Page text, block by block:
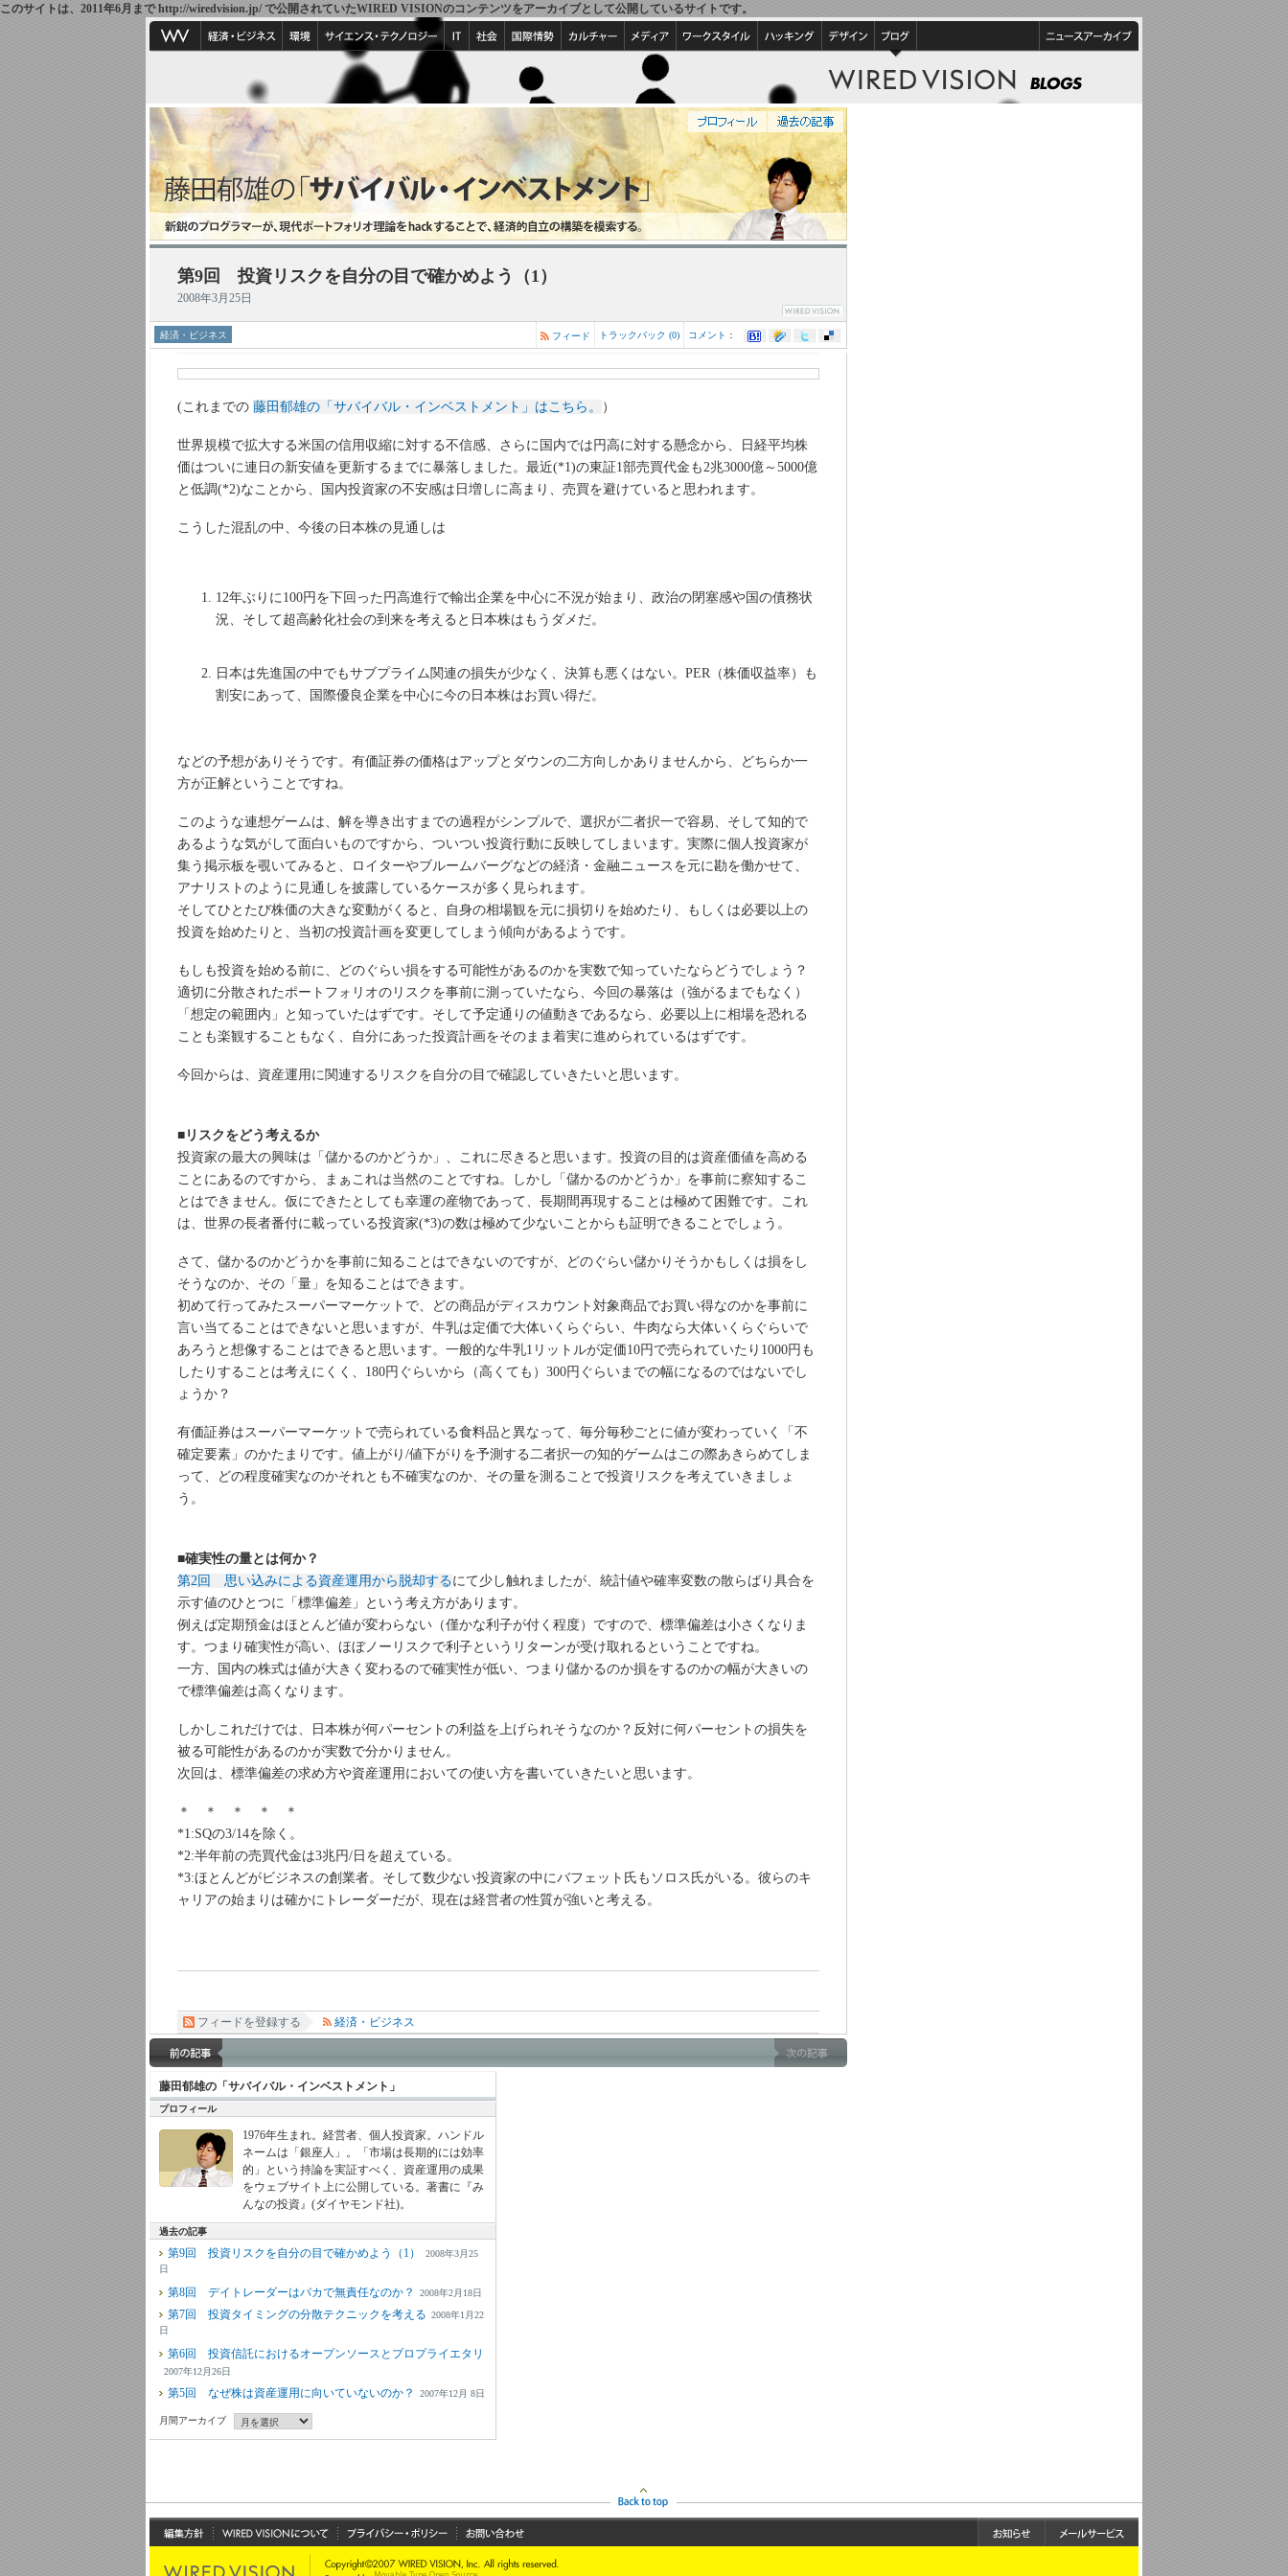
このサイトは、2011年6月まで http://wiredvision.jp/ で公開されていたWIRED VISIONのコンテンツをアーカイブとして公開しているサイトです。
第9回 投資リスクを自分の目で確かめよう（1）
2008年3月25日
経済・ビジネス コメント ：
トラックバック (0)
フィード
(これまでの 藤田郁雄の「サバイバル・インベストメント」はこちら。 ）
世界規模で拡大する米国の信用収縮に対する不信感、さらに国内では円高に対する懸念から、日経平均株
価はついに連日の新安値を更新するまでに暴落しました。最近(*1)の東証1部売買代金も2兆3000億～5000億
と低調(*2)なことから、国内投資家の不安感は日増しに高まり、売買を避けていると思われます。
こうした混乱の中、今後の日本株の見通しは
12年ぶりに100円を下回った円高進行で輸出企業を中心に不況が始まり、政治の閉塞感や国の債務状
況、そして超高齢化社会の到来を考えると日本株はもうダメだ。
日本は先進国の中でもサブプライム関連の損失が少なく、決算も悪くはない。PER（株価収益率）も
割安にあって、国際優良企業を中心に今の日本株はお買い得だ。
などの予想がありそうです。有価証券の価格はアップとダウンの二方向しかありませんから、どちらか一
方が正解ということですね。
このような連想ゲームは、解を導き出すまでの過程がシンプルで、選択が二者択一で容易、そして知的で
あるような気がして面白いものですから、ついつい投資行動に反映してしまいます。実際に個人投資家が
集う掲示板を覗いてみると、ロイターやブルームバーグなどの経済・金融ニュースを元に勘を働かせて、
アナリストのように見通しを披露しているケースが多く見られます。
そしてひとたび株価の大きな変動がくると、自身の相場観を元に損切りを始めたり、もしくは必要以上の
投資を始めたりと、当初の投資計画を変更してしまう傾向があるようです。
もしも投資を始める前に、どのぐらい損をする可能性があるのかを実数で知っていたならどうでしょう？
適切に分散されたポートフォリオのリスクを事前に測っていたなら、今回の暴落は（強がるまでもなく）
「想定の範囲内」と知っていたはずです。そして予定通りの値動きであるなら、必要以上に相場を恐れる
ことも楽観することもなく、自分にあった投資計画をそのまま着実に進められているはずです。
今回からは、資産運用に関連するリスクを自分の目で確認していきたいと思います。
■リスクをどう考えるか
投資家の最大の興味は「儲かるのかどうか」、これに尽きると思います。投資の目的は資産価値を高める
ことにあるのですから、まぁこれは当然のことですね。しかし「儲かるのかどうか」を事前に察知するこ
とはできません。仮にできたとしても幸運の産物であって、長期間再現することは極めて困難です。これ
は、世界の長者番付に載っている投資家(*3)の数は極めて少ないことからも証明できることでしょう。
さて、儲かるのかどうかを事前に知ることはできないのですが、どのぐらい儲かりそうかもしくは損をし
そうなのか、その「量」を知ることはできます。
初めて行ってみたスーパーマーケットで、どの商品がディスカウント対象商品でお買い得なのかを事前に
言い当てることはできないと思いますが、牛乳は定価で大体いくらぐらい、牛肉なら大体いくらぐらいで
あろうと想像することはできると思います。一般的な牛乳1リットルが定価10円で売られていたり1000円も
したりすることは考えにくく、180円ぐらいから（高くても）300円ぐらいまでの幅になるのではないでし
ょうか？
有価証券はスーパーマーケットで売られている食料品と異なって、毎分毎秒ごとに値が変わっていく「不
確定要素」のかたまりです。値上がり/値下がりを予測する二者択一の知的ゲームはこの際あきらめてしま
って、どの程度確実なのかそれとも不確実なのか、その量を測ることで投資リスクを考えていきましょ
う。
■確実性の量とは何か？
第2回 思い込みによる資産運用から脱却するにて少し触れましたが、統計値や確率変数の散らばり具合を
示す値のひとつに「標準偏差」という考え方があります。
例えば定期預金はほとんど値が変わらない（僅かな利子が付く程度）ですので、標準偏差は小さくなりま
す。つまり確実性が高い、ほぼノーリスクで利子というリターンが受け取れるということですね。
一方、国内の株式は値が大きく変わるので確実性が低い、つまり儲かるのか損をするのかの幅が大きいの
で標準偏差は高くなります。
しかしこれだけでは、日本株が何パーセントの利益を上げられそうなのか？反対に何パーセントの損失を
被る可能性があるのかが実数で分かりません。
次回は、標準偏差の求め方や資産運用においての使い方を書いていきたいと思います。
＊ ＊ ＊ ＊ ＊
*1:SQの3/14を除く。
*2:半年前の売買代金は3兆円/日を超えている。
*3:ほとんどがビジネスの創業者。そして数少ない投資家の中にバフェット氏もソロス氏がいる。彼らのキ
ャリアの始まりは確かにトレーダーだが、現在は経営者の性質が強いと考える。
フィードを登録する 経済・ビジネス
藤田郁雄の「サバイバル・インベストメント」
プロフィール
1976年生まれ。経営者、個人投資家。ハンドル
ネームは「銀座人」。「市場は長期的には効率
的」という持論を実証すべく、資産運用の成果
をウェブサイト上に公開している。著書に『み
んなの投資』(ダイヤモンド社)。
過去の記事
第9回 投資リスクを自分の目で確かめよう（1） 2008年3月25
日
第8回 デイトレーダーはバカで無責任なのか？
2008年2月18日
第7回 投資タイミングの分散テクニックを考える 2008年1月22
日
第6回 投資信託におけるオープンソースとプロプライエタリ
2007年12月26日
第5回 なぜ株は資産運用に向いていないのか？ 2007年12月 8日
月間アーカイブ